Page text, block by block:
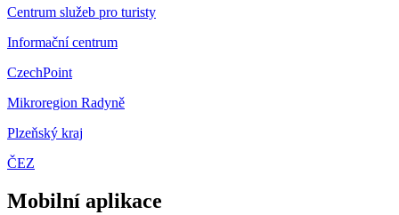
Centrum služeb pro turisty
Informační centrum
CzechPoint
Mikroregion Radyně
Plzeňský kraj
ČEZ
Mobilní aplikace